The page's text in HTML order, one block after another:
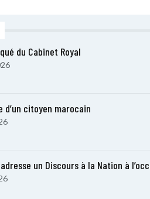
du Cabinet Royal
d’un citoyen marocain
adresse un Discours à la Nation à